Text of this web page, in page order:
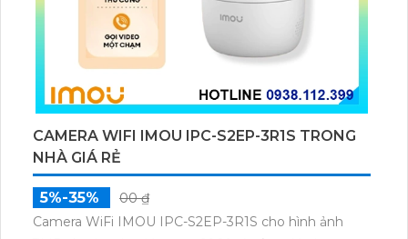
2.4/5 GHz và pin lithium-ion 10000 mAh sạc lại.
Camera Tapo C660 còn được trang bị tấm pin năng
lượng mặt trời 5.2V 2.5W, tích hợp AI phát hiện người,
GB.